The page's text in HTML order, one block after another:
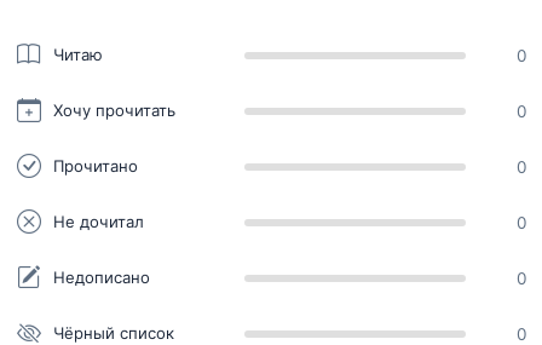
Читаю 0
Хочу прочитать 0
Прочитано 0
Не дочитал 0
Недописано 0
Чёрный список 0